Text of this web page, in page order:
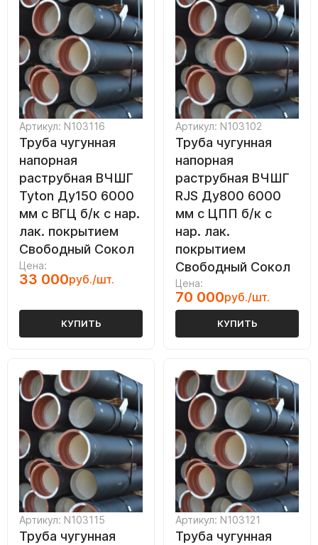
Артикул: N103116
Труба чугунная
напорная
раструбная ВЧШГ
Tyton Ду150 6000
мм с ВГЦ б/к с нар.
лак. покрытием
Свободный Сокол
Цена:
33 000руб./шт.
КУПИТЬ
Артикул: N103102
Труба чугунная
напорная
раструбная ВЧШГ
RJS Ду800 6000
мм с ЦПП б/к с
нар. лак.
покрытием
Свободный Сокол
Цена:
70 000руб./шт.
КУПИТЬ
Артикул: N103115
Труба чугунная
Артикул: N103121
Труба чугунная